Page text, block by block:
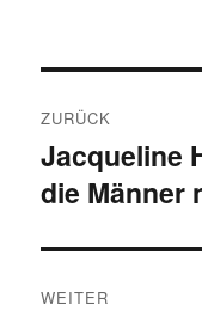
ZURÜCK
Vorheriger
Beitrag:
Jacqueline
die Männer
WEITER